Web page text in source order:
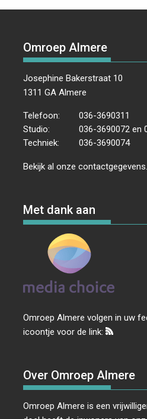
Omroep Almere
Josephine Bakerstraat 10
1311 GA Almere
Telefoon:
036-3690311
Studio:
036-3690072 en
Techniek:
036-3690074
Bekijk al onzecontactgegevens
Met dank aan
Omroep Almere volgen in uw
icoontje voor de link:
Over Omroep Almere
Omroep Almere is een